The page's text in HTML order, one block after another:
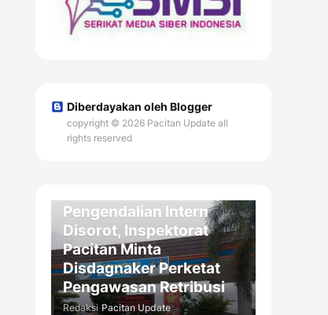
Diberdayakan oleh Blogger
copyright © 2026 Pacitan Update all
rights reserved
Pengendalian Intern
Disorot, Inspektorat
Pacitan Minta
Disdagnaker Perketat
Pengawasan Retribusi
Redaksi Pacitan Update